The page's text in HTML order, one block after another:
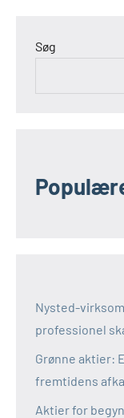
Søg
Nysted-
professionel
Grønne aktier:
fremtidens
Aktier for